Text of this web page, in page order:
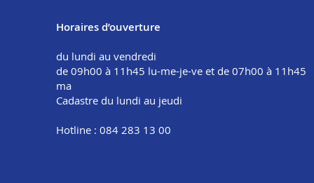
Horaires d’ouverture
du lundi au vendredi
de 09h00 à 11h45 lu-me-je-ve et de 07h00 à 11h45
ma
Cadastre du lundi au jeudi
Hotline : 084 283 13 00